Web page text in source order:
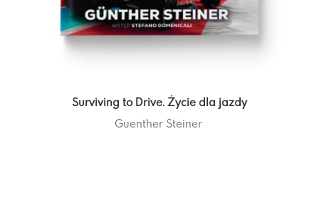
Surviving to Drive. Życie dla jazdy
Guenther Steiner